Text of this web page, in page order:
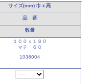
サイズ(mm) 巾ｘ高
品 番
数量
１００ｘ１８０
マチ ６０
1036004